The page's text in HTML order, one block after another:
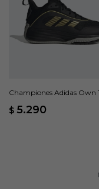
Championes Adidas Own
$ 5.290